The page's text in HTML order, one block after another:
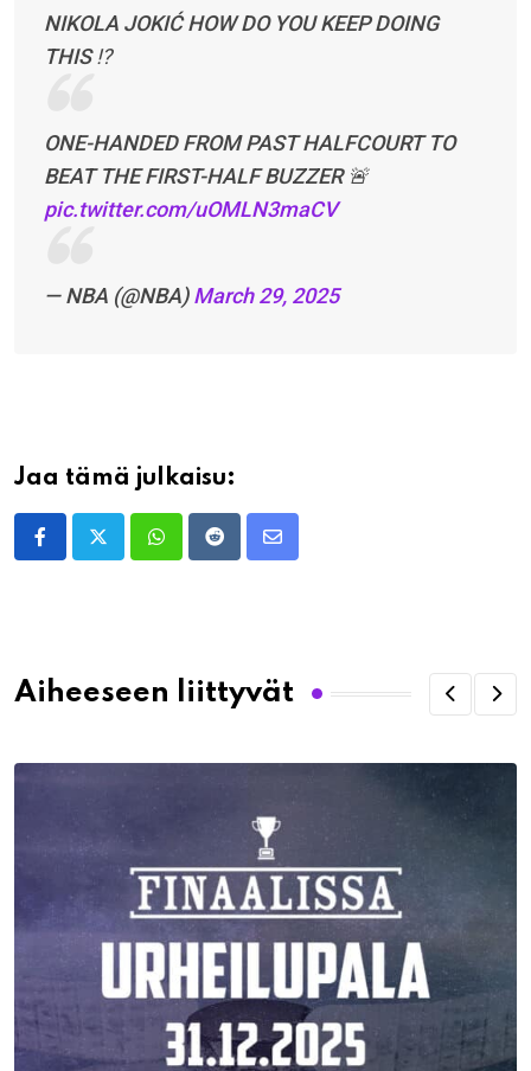
NIKOLA JOKIĆ HOW DO YOU KEEP DOING
THIS ⁉️
ONE-HANDED FROM PAST HALFCOURT TO
BEAT THE FIRST-HALF BUZZER 🚨
pic.twitter.com/uOMLN3maCV
— NBA (@NBA)March 29, 2025
Jaa tämä julkaisu:
WhatsappRedditShare
Aiheeseen liittyvät